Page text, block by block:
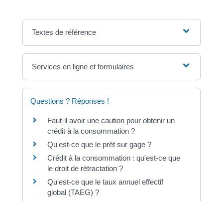
Textes de référence
Services en ligne et formulaires
Questions ? Réponses !
Faut-il avoir une caution pour obtenir un
crédit à la consommation ?
Qu'est-ce que le prêt sur gage ?
Crédit à la consommation : qu'est-ce que
le droit de rétractation ?
Qu'est-ce que le taux annuel effectif
global (TAEG) ?